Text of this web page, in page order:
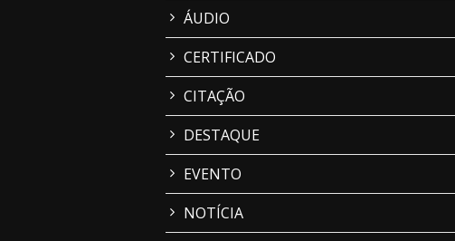
ÁUDIO
CERTIFICADO
CITAÇÃO
DESTAQUE
EVENTO
NOTÍCIA